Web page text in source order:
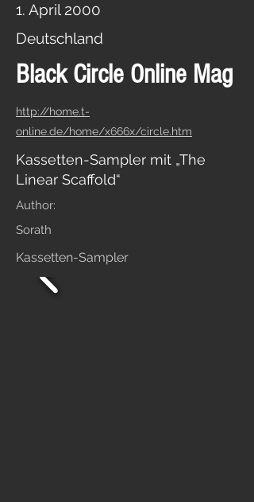
1. April 2000
Deutschland
Black Circle Online Mag
http://home.t-
online.de/home/x666x/circle.htm
Kassetten-Sampler mit „The
Linear Scaffold“
Author:
Sorath
Kassetten-Sampler